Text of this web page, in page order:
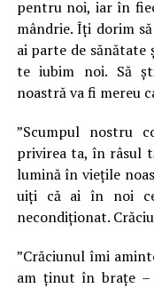
pentru noi, iar în
mândrie. Îți dorim
ai parte de sănătate
te iubim noi. Să
noastră va fi mereu
”Scumpul nostru
privirea ta, în râsul
lumină în viețile
uiți că ai în noi
necondiționat.
”Crăciunul îmi
am ținut în brațe